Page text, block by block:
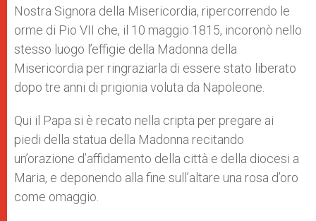
Nostra Signora della Misericordia, ripercorrendo le
orme di Pio VII che, il 10 maggio 1815, incoronò nello
stesso luogo l’effigie della Madonna della
Misericordia per ringraziarla di essere stato liberato
dopo tre anni di prigionia voluta da Napoleone.
Qui il Papa si è recato nella cripta per pregare ai
piedi della statua della Madonna recitando
un’orazione d’affidamento della città e della diocesi a
Maria, e deponendo alla fine sull’altare una rosa d’oro
come omaggio.